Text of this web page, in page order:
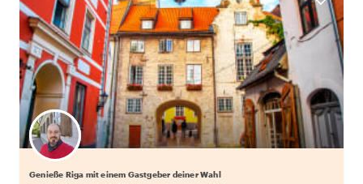
Wähle deinen Lieblingsgastgeber
Genieße Riga mit einem Gastgeber deiner Wahl